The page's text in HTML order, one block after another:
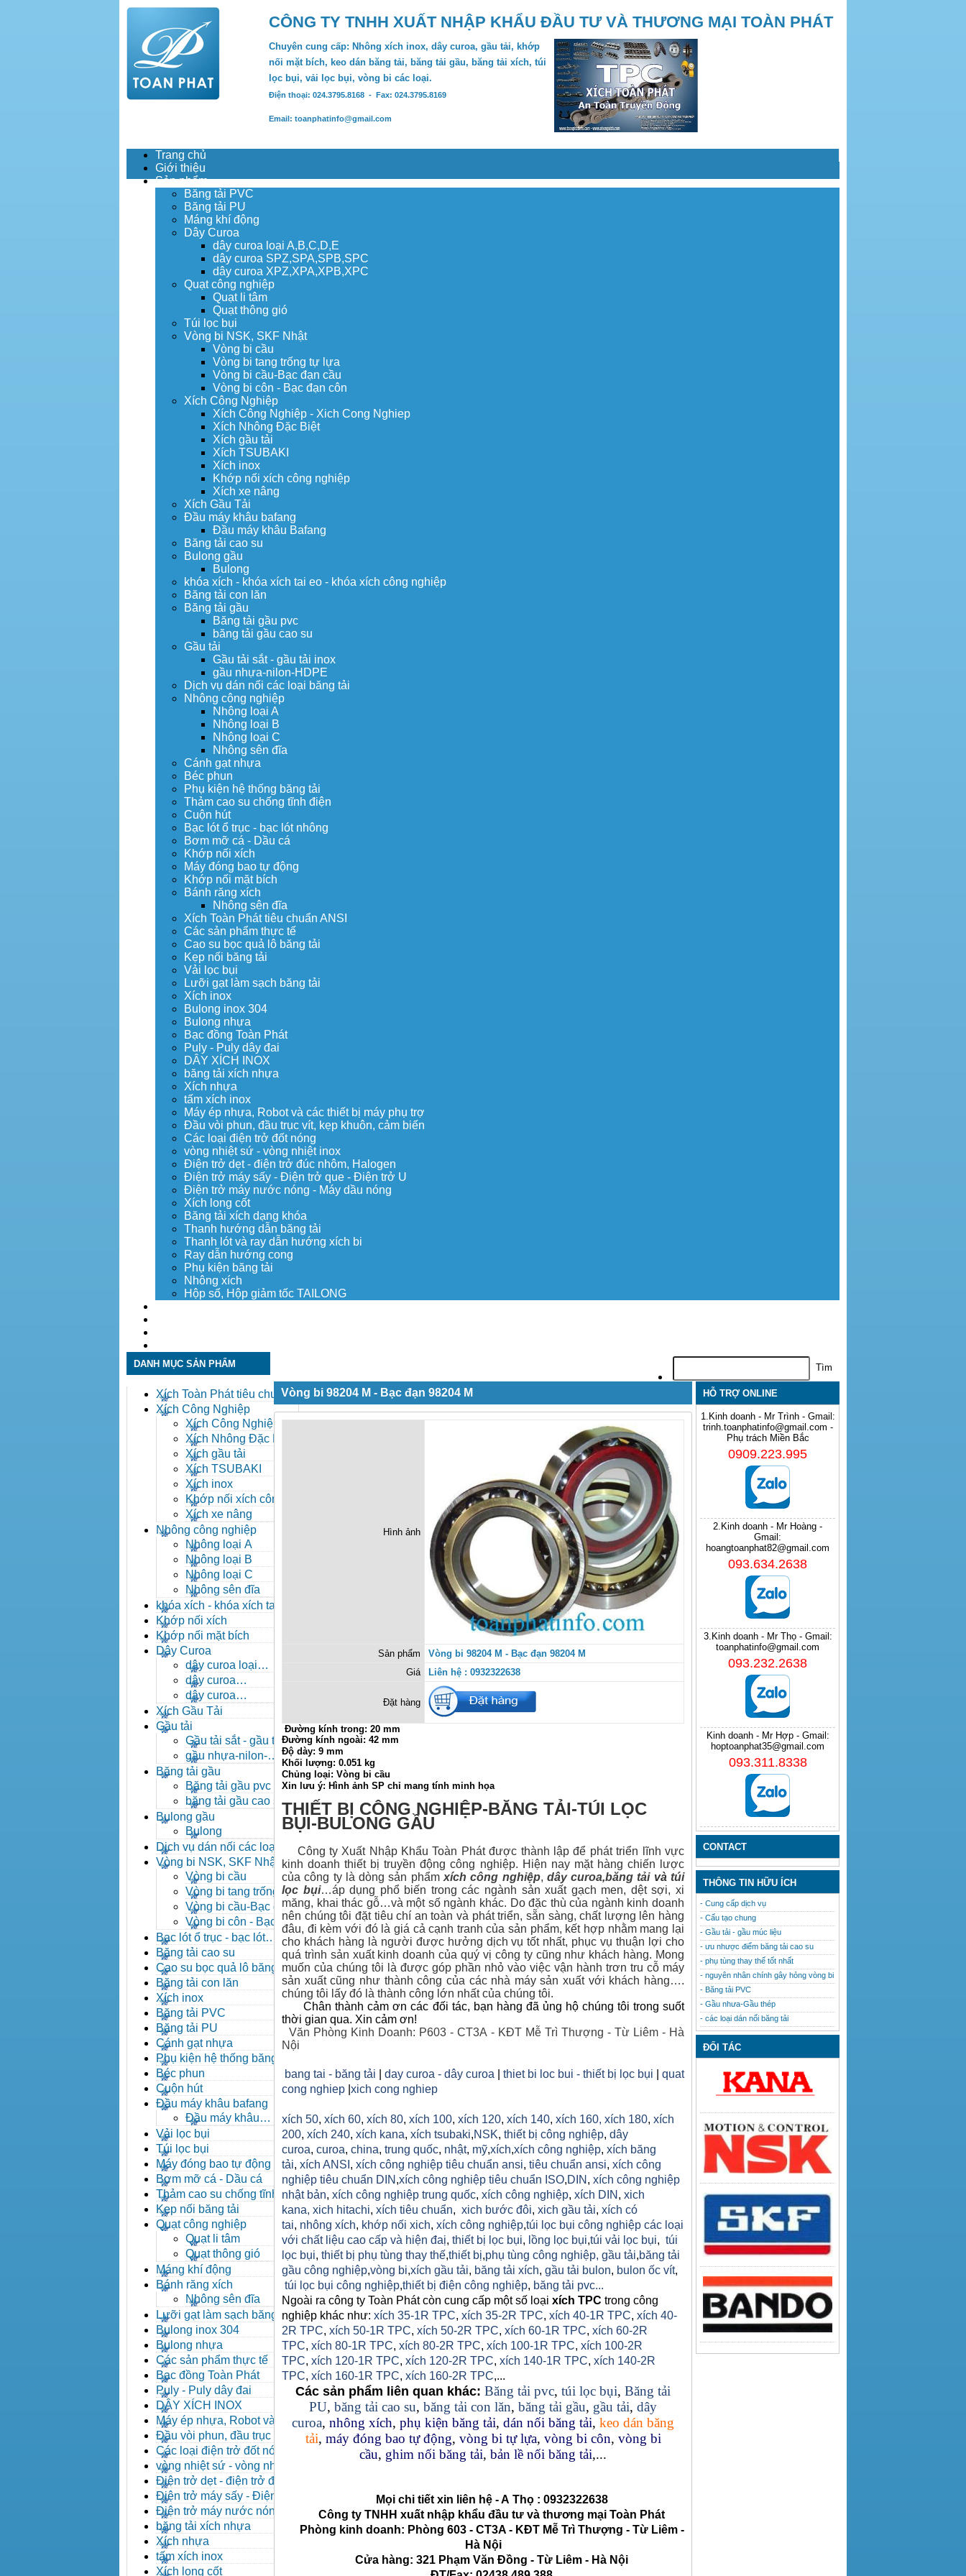
CÔNG TY TNHH XUẤT NHẬP KHẨU ĐẦU TƯ VÀ THƯƠNG MẠI TOÀN PHÁT
Chuyên cung cấp: Nhông xích inox, dây curoa, gầu tải, khớp
nối mặt bích, keo dán băng tải, băng tải gầu, băng tải xích, túi
lọc bụi, vải lọc bụi, vòng bi các loại.
Điện thoại: 024.3795.8168 - Fax: 024.3795.8169
Email: toanphatinfo@gmail.com
Trang chủ
Giới thiệu
Sản phẩm
Băng tải PVC
Băng tải PU
Máng khí động
Dây Curoa
dây curoa loại A,B,C,D,E
dây curoa SPZ,SPA,SPB,SPC
dây curoa XPZ,XPA,XPB,XPC
Quạt công nghiệp
Quạt li tâm
Quạt thông gió
Túi lọc bụi
Vòng bi NSK, SKF Nhật
Vòng bi cầu
Vòng bi tang trống tự lựa
Vòng bi cầu-Bạc đạn cầu
Vòng bi côn - Bạc đạn côn
Xích Công Nghiệp
Xích Công Nghiệp - Xich Cong Nghiep
Xích Nhông Đặc Biệt
Xích gầu tải
Xích TSUBAKI
Xích inox
Khớp nối xích công nghiệp
Xích xe nâng
Xích Gầu Tải
Đầu máy khâu bafang
Đầu máy khâu Bafang
Băng tải cao su
Bulong gầu
Bulong
khóa xích - khóa xích tai eo - khóa xích công nghiệp
Băng tải con lăn
Băng tải gầu
Băng tải gầu pvc
băng tải gầu cao su
Gầu tải
Gầu tải sắt - gầu tải inox
gầu nhựa-nilon-HDPE
Dịch vụ dán nối các loại băng tải
Nhông công nghiệp
Nhông loại A
Nhông loại B
Nhông loại C
Nhông sên đĩa
Cánh gạt nhựa
Béc phun
Phụ kiện hệ thống băng tải
Thảm cao su chống tĩnh điện
Cuộn hút
Bạc lót ổ trục - bạc lót nhông
Bơm mỡ cá - Dầu cá
Khớp nối xích
Máy đóng bao tự động
Khớp nối mặt bích
Bánh răng xích
Nhông sên đĩa
Xích Toàn Phát tiêu chuẩn ANSI
Các sản phẩm thực tế
Cao su bọc quả lô băng tải
Kẹp nối băng tải
Vải lọc bụi
Lưỡi gạt làm sạch băng tải
Xích inox
Bulong inox 304
Bulong nhựa
Bạc đồng Toàn Phát
Puly - Puly dây đai
DÂY XÍCH INOX
băng tải xích nhựa
Xích nhựa
tấm xích inox
Máy ép nhựa, Robot và các thiết bị máy phụ trợ
Đầu vòi phun, đầu trục vít, kẹp khuôn, cảm biến
Các loại điện trở đốt nóng
vòng nhiệt sứ - vòng nhiệt inox
Điện trở dẹt - điện trở đúc nhôm, Halogen
Điện trở máy sấy - Điện trở que - Điện trở U
Điện trở máy nước nóng - Máy dầu nóng
Xích long cốt
Băng tải xích dạng khóa
Thanh hướng dẫn băng tải
Thanh lót và ray dẫn hướng xích bi
Ray dẫn hướng cong
Phụ kiện băng tải
Nhông xích
Hộp số, Hộp giảm tốc TAILONG
DANH MỤC SẢN PHẨM
Xích Toàn Phát tiêu chuẩn
ANSI
Xích Công Nghiệp
Xích Công Nghiệp -
Xich Cong Nghiep
Xích Nhông Đặc Biệt
Xích gầu tải
Xích TSUBAKI
Xích inox
Khớp nối xích công
nghiệp
Xích xe nâng
Nhông công nghiệp
Nhông loại A
Nhông loại B
Nhông loại C
Nhông sên đĩa
khóa xích - khóa xích tai eo
- khóa xích công nghiệp
Khớp nối xích
Khớp nối mặt bích
Dây Curoa
dây curoa loại
A,B,C,D,E
dây curoa
SPZ,SPA,SPB,SPC
dây curoa
XPZ,XPA,XPB,XPC
Xích Gầu Tải
Gầu tải
Gầu tải sắt - gầu tải
inox
gầu nhựa-nilon-
HDPE
Băng tải gầu
Băng tải gầu pvc
băng tải gầu cao su
Bulong gầu
Bulong
Dịch vụ dán nối các loại
băng tải
Vòng bi NSK, SKF Nhật
Vòng bi cầu
Vòng bi tang trống tự
lựa
Vòng bi cầu-Bạc đạn
cầu
Vòng bi côn - Bạc
đạn côn
Bạc lót ổ trục - bạc lót
nhông
Băng tải cao su
Cao su bọc quả lô băng tải
Băng tải con lăn
Xích inox
Băng tải PVC
Băng tải PU
Cánh gạt nhựa
Phụ kiện hệ thống băng tải
Béc phun
Cuộn hút
Đầu máy khâu bafang
Đầu máy khâu
Bafang
Vải lọc bụi
Túi lọc bụi
Máy đóng bao tự động
Bơm mỡ cá - Dầu cá
Thảm cao su chống tĩnh
điện
Kẹp nối băng tải
Quạt công nghiệp
Quạt li tâm
Quạt thông gió
Máng khí động
Bánh răng xích
Nhông sên đĩa
Lưỡi gạt làm sạch băng tải
Bulong inox 304
Bulong nhựa
Các sản phẩm thực tế
Bạc đồng Toàn Phát
Puly - Puly dây đai
DÂY XÍCH INOX
Máy ép nhựa, Robot và các
thiết bị máy phụ trợ
Đầu vòi phun, đầu trục vít,
kẹp khuôn, cảm biến
Các loại điện trở đốt nóng
vòng nhiệt sứ - vòng nhiệt
inox
Điện trở dẹt - điện trở đúc
nhôm, Halogen
Điện trở máy sấy - Điện trở
que - Điện trở U
Điện trở máy nước nóng -
Máy dầu nóng
băng tải xích nhựa
Xích nhựa
tấm xích inox
Xích long cốt
Vòng bi 98204 M - Bạc đạn 98204 M
Hình ảnh
Sản phẩm
Vòng bi 98204 M - Bạc đạn 98204 M
Giá
Liên hệ : 0932322638
Đặt hàng
Đường kính trong: 20 mm
Đường kính ngoài: 42 mm
Độ dày: 9 mm
Khối lượng: 0.051 kg
Chủng loại: Vòng bi cầu
Xin lưu ý: Hình ảnh SP chỉ mang tính minh họa
THIẾT BỊ CÔNG NGHIỆP-BĂNG TẢI-TÚI LỌC
BỤI-BULONG GẦU
Công ty Xuất Nhập Khẩu Toàn Phát được thành lập để phát triển lĩnh vực
kinh doanh thiết bị truyền động công nghiệp. Hiện nay mặt hàng chiến lược
của công ty là dòng sản phẩm xích công nghiệp, dây curoa,băng tảivàtúi
lọc bụi…áp dụng phổ biến trong các ngành sản xuất gạch men, dệt sợi, xi
măng, khai thác gỗ…và một số ngành khác. Do đặc thù của ngành kinh doanh
nên chúng tôi đặt tiêu chí an toàn và phát triển, sẵn sàng, chất lượng lên hàng
đâu, đi kèm với đó là giá cả cạnh tranh của sản phẩm, kết hợp nhằm mang lại
cho khách hàng là người được hưởng dịch vụ tốt nhất, phục vụ thuận lợi cho
quá trình sản xuất kinh doanh của quý vị công ty cũng như khách hàng. Mong
muốn của chúng tôi là được góp phần nhỏ vào việc vận hành trơn tru cỗ máy
sản xuất cũng như thành công của các nhà máy sản xuất với khách hàng….
chúng tôi lấy đó là thành công lớn nhất của chúng tôi.
Chân thành cảm ơn các đối tác, bạn hàng đã ủng hộ chúng tôi trong suốt
thời gian qua. Xin cảm ơn!
Văn Phòng Kinh Doanh: P603 - CT3A - KĐT Mễ Trì Thượng - Từ Liêm - Hà
Nội
bang tai - băng tải day curoa - dây curoa thiet bi loc bui - thiết bị lọc bụi
quat
cong nghiep xich cong nghiep
xích 50, xích 60, xích 80, xích 100, xích 120, xích 140, xích 160, xích 180, xích
200, xích 240, xích kana, xích tsubaki,NSK, thiết bị công nghiệp, dây
curoa, curoa, china, trung quốc, nhật, mỹ,xích,xích công nghiệp, xích băng
tải, xích ANSI , xích công nghiệp tiêu chuẩn ansi, tiêu chuẩn ansi, xích công
nghiệp tiêu chuẩn DIN ,xích công nghiệp tiêu chuẩn ISO,DIN , xích công nghiệp
nhật bản, xích công nghiệp trung quốc, xích công nghiệp, xích DIN , xich
kana, xich hitachi, xích tiêu chuẩn, xich bước đôi, xich gầu tải, xích có
tai, nhông xích, khớp nối xich, xích công nghiệp,túi lọc bụi công nghiệp các loại
với chất liệu cao cấp và hiện đaị, thiết bị lọc bụi, lồng lọc bụi,túi vải lọc bụi, túi
lọc bụi, thiết bị phụ tùng thay thế,thiết bị,phụ tùng công nghiệp, gầu tải,băng tải
gầu công nghiệp,vòng bi,xích gầu tải, băng tải xích, gầu tải bulon, bulon ốc vít,
túi lọc bụi công nghiệp,thiết bị điện công nghiệp, băng tải pvc...
Ngoài ra công ty Toàn Phát còn cung cấp một số loại xích TPC trong công
nghiệp khác như: xích 35-1R TPC, xích 35-2R TPC, xích 40-1R TPC, xích 40-
2R TPC, xích 50-1R TPC, xích 50-2R TPC, xích 60-1R TPC, xích 60-2R
TPC, xích 80-1R TPC, xích 80-2R TPC, xích 100-1R TPC, xích 100-2R
TPC, xích 120-1R TPC, xích 120-2R TPC, xích 140-1R TPC, xích 140-2R
TPC, xích 160-1R TPC, xích 160-2R TPC,...
Các sản phẩm liên quan khác: Băng tải pvc, túi lọc bụi, Băng tải
PU, băng tải cao su, băng tải con lăn, băng tải gầu, gầu tải, dây
curoa, nhông xích, phụ kiện băng tải, dán nối băng tải, keo dán băng
tải, máy đóng bao tự động, vòng bi tự lựa, vòng bi côn, vòng bi
cầu, ghim nối băng tải, bản lề nối băng tải,...
Mọi chi tiết xin liên hệ - A Thọ : 0932322638
Công ty TNHH xuất nhập khẩu đầu tư và thương mại Toàn Phát
Phòng kinh doanh: Phòng 603 - CT3A - KĐT Mễ Trì Thượng - Từ Liêm -
Hà Nội
Cửa hàng: 321 Phạm Văn Đồng - Từ Liêm - Hà Nội
HỖ TRỢ ONLINE
1.Kinh doanh - Mr Trình - Gmail:
trinh.toanphatinfo@gmail.com -
Phụ trách Miền Bắc
0909.223.995
2.Kinh doanh - Mr Hoàng -
Gmail:
hoangtoanphat82@gmail.com
093.634.2638
3.Kinh doanh - Mr Thọ - Gmail:
toanphatinfo@gmail.com
093.232.2638
Kinh doanh - Mr Hợp - Gmail:
hoptoanphat35@gmail.com
093.311.8338
CONTACT
THÔNG TIN HỮU ÍCH
- Cung cấp dịch vụ
- Cấu tạo chung
- Gầu tải - gầu múc liệu
- ưu nhược điểm băng tải cao su
- phụ tùng thay thế tốt nhất
- nguyên nhân chính gây hỏng vòng bi
- Băng tải PVC
- Gầu nhưa-Gầu thép
- các loại dán nối băng tải
ĐỐI TÁC